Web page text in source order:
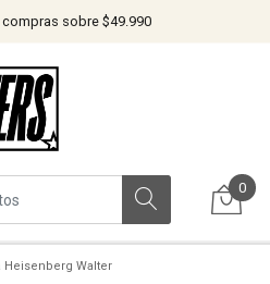
sobre $49.990
0
Heisenberg Walter